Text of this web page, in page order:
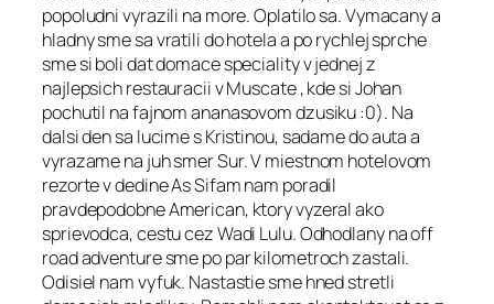
popoludni vyrazili na more. Oplatilo sa. Vymacany a
hladny sme sa vratili do hotela a po rychlej sprche
sme si boli dat domace speciality v jednej z
najlepsich restauracii v Muscate , kde si Johan
pochutil na fajnom ananasovom dzusiku :0). Na
dalsi den sa lucime s Kristinou, sadame do auta a
vyrazame na juh smer Sur. V miestnom hotelovom
rezorte v dedine As Sifam nam poradil
pravdepodobne American, ktory vyzeral ako
sprievodca, cestu cez Wadi Lulu. Odhodlany na off
road adventure sme po par kilometroch zastali.
Odisiel nam vyfuk. Nastastie sme hned stretli